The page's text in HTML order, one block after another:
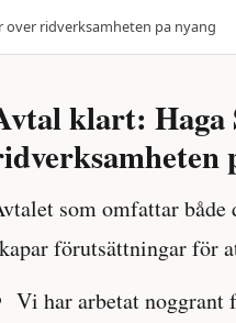
ridverksamheten pa nyang
klart: Haga
som omfattar
förutsättningar för
Vi har arbetat